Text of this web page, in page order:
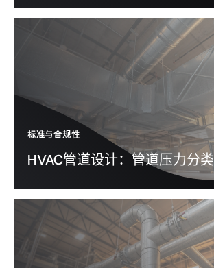
标准与合规性
HVAC管道设计：管道压力分类